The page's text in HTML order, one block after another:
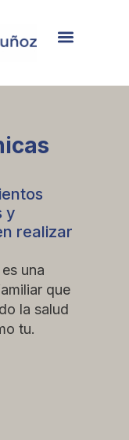
y
realizar
una
que
la salud
tu.